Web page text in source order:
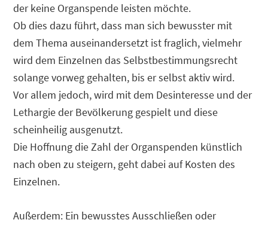
der keine Organspende leisten möchte.
Ob dies dazu führt, dass man sich bewusster mit
dem Thema auseinandersetzt ist fraglich, vielmehr
wird dem Einzelnen das Selbstbestimmungsrecht
solange vorweg gehalten, bis er selbst aktiv wird.
Vor allem jedoch, wird mit dem Desinteresse und der
Lethargie der Bevölkerung gespielt und diese
scheinheilig ausgenutzt.
Die Hoffnung die Zahl der Organspenden künstlich
nach oben zu steigern, geht dabei auf Kosten des
Einzelnen.
Außerdem: Ein bewusstes Ausschließen oder